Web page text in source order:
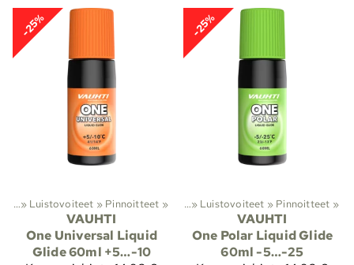
-25%
‪» Luistovoiteet ‪» Pinnoitteet ‪»
VAUHTI
One Universal Liquid
Glide 60ml +5…-10
-25%
‪»Suksivoiteet ja suksihuolto ‪» Luistovoiteet ‪» Pinnoitteet ‪»
VAUHTI
One Polar Liquid Glide
60ml -5…-25